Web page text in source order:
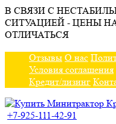
В СВЯЗИ С
СИТУАЦИЕЙ - ЦЕНЫ
ОТЛИЧАТЬСЯ
Отзывы О нас
Условия соглашения
Кредит/лизинг
+7-925-111-42-91